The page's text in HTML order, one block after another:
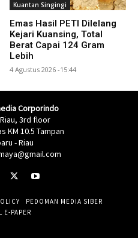
Kuantan Singingi
Emas Hasil PETI Dilelang
Kejari Kuansing, Total
Berat Capai 124 Gram
Lebih
4 Agustus 2026 -15:44
Corporindo
3rd floor
KM 10.5 Tampan
- Riau
PEDOMAN MEDIA SIBER
E-PAPER